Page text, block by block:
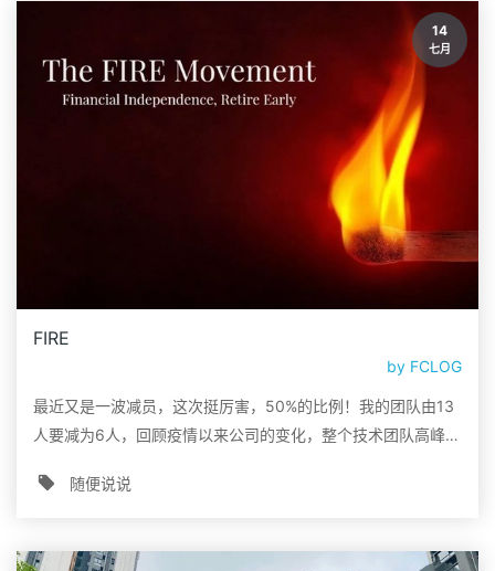
14
七月
FIRE
by FCLOG
最近又是一波减员，这次挺厉害，50%的比例！我的团队由13
人要减为6人，回顾疫情以来公司的变化，整个技术团队高峰期
随便说说